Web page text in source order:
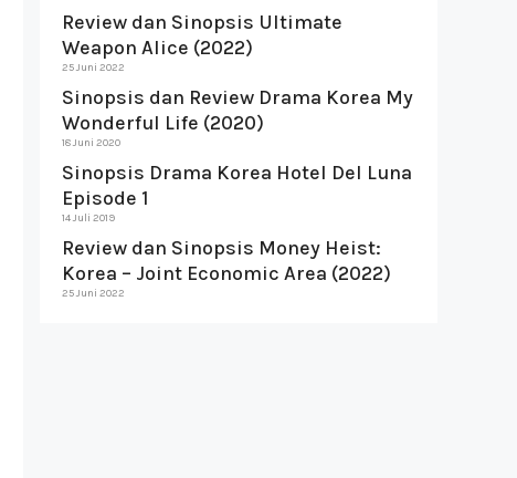
Review dan Sinopsis Ultimate
Weapon Alice (2022)
25 Juni 2022
Sinopsis dan Review Drama Korea My
Wonderful Life (2020)
18 Juni 2020
Sinopsis Drama Korea Hotel Del Luna
Episode 1
14 Juli 2019
Review dan Sinopsis Money Heist:
Korea – Joint Economic Area (2022)
25 Juni 2022